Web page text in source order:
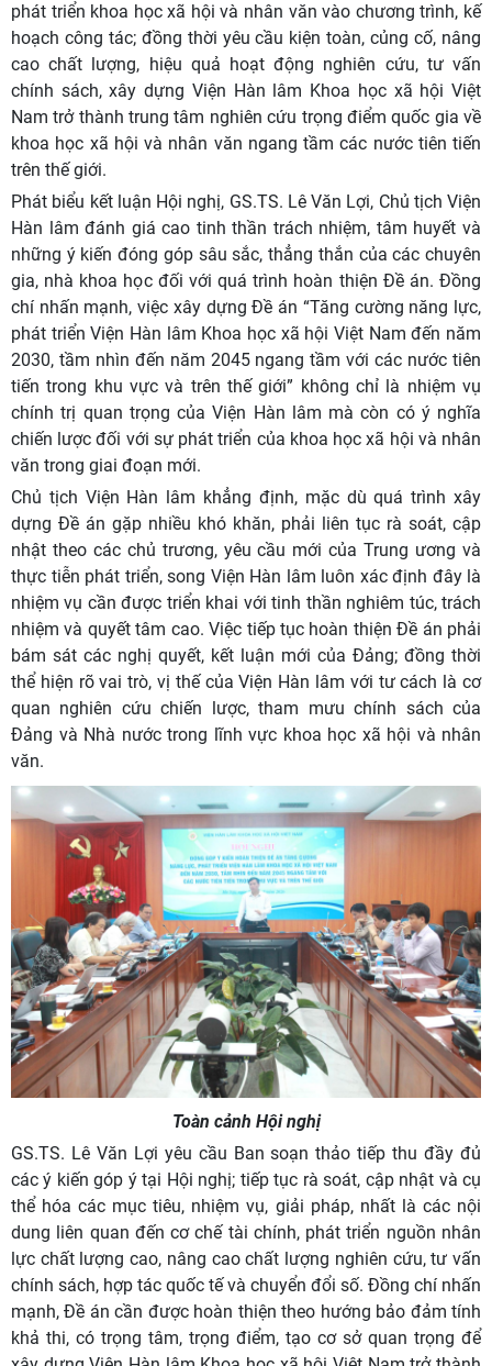
phát triển khoa học xã hội và nhân văn vào chương trình, kế
hoạch công tác; đồng thời yêu cầu kiện toàn, củng cố, nâng
cao chất lượng, hiệu quả hoạt động nghiên cứu, tư vấn
chính sách, xây dựng Viện Hàn lâm Khoa học xã hội Việt
Nam trở thành trung tâm nghiên cứu trọng điểm quốc gia về
khoa học xã hội và nhân văn ngang tầm các nước tiên tiến
trên thế giới.
Phát biểu kết luận Hội nghị, GS.TS. Lê Văn Lợi, Chủ tịch Viện
Hàn lâm đánh giá cao tinh thần trách nhiệm, tâm huyết và
những ý kiến đóng góp sâu sắc, thẳng thắn của các chuyên
gia, nhà khoa học đối với quá trình hoàn thiện Đề án. Đồng
chí nhấn mạnh, việc xây dựng Đề án “Tăng cường năng lực,
phát triển Viện Hàn lâm Khoa học xã hội Việt Nam đến năm
2030, tầm nhìn đến năm 2045 ngang tầm với các nước tiên
tiến trong khu vực và trên thế giới” không chỉ là nhiệm vụ
chính trị quan trọng của Viện Hàn lâm mà còn có ý nghĩa
chiến lược đối với sự phát triển của khoa học xã hội và nhân
văn trong giai đoạn mới.
Chủ tịch Viện Hàn lâm khẳng định, mặc dù quá trình xây
dựng Đề án gặp nhiều khó khăn, phải liên tục rà soát, cập
nhật theo các chủ trương, yêu cầu mới của Trung ương và
thực tiễn phát triển, song Viện Hàn lâm luôn xác định đây là
nhiệm vụ cần được triển khai với tinh thần nghiêm túc, trách
nhiệm và quyết tâm cao. Việc tiếp tục hoàn thiện Đề án phải
bám sát các nghị quyết, kết luận mới của Đảng; đồng thời
thể hiện rõ vai trò, vị thế của Viện Hàn lâm với tư cách là cơ
quan nghiên cứu chiến lược, tham mưu chính sách của
Đảng và Nhà nước trong lĩnh vực khoa học xã hội và nhân
văn.
Toàn cảnh Hội nghị
GS.TS. Lê Văn Lợi yêu cầu Ban soạn thảo tiếp thu đầy đủ
các ý kiến góp ý tại Hội nghị; tiếp tục rà soát, cập nhật và cụ
thể hóa các mục tiêu, nhiệm vụ, giải pháp, nhất là các nội
dung liên quan đến cơ chế tài chính, phát triển nguồn nhân
lực chất lượng cao, nâng cao chất lượng nghiên cứu, tư vấn
chính sách, hợp tác quốc tế và chuyển đổi số. Đồng chí nhấn
mạnh, Đề án cần được hoàn thiện theo hướng bảo đảm tính
khả thi, có trọng tâm, trọng điểm, tạo cơ sở quan trọng để